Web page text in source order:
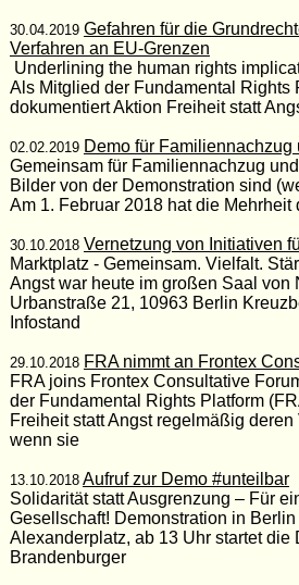
30.04.2019 Gefahren für die
Verfahren an EU-Grenzen
Underlining the human rights
Als Mitglied der Fundamental Rights
dokumentiert Aktion Freiheit statt
02.02.2019 Demo für Familiennachzug
Gemeinsam für Familiennachzug
Bilder von der Demonstration sind
Am 1. Februar 2018 hat die Mehrheit
30.10.2018 Vernetzung von Initiativen
Marktplatz - Gemeinsam. Vielfalt.
Angst war heute im großen Saal von
Urbanstraße 21, 10963 Berlin
Infostand
29.10.2018 FRA nimmt an Frontex
FRA joins Frontex Consultative
der Fundamental Rights Platform
Freiheit statt Angst regelmäßig
wenn sie
13.10.2018 Aufruf zur Demo #unteilbar
Solidarität statt Ausgrenzung – Für
Gesellschaft! Demonstration in
Alexanderplatz, ab 13 Uhr startet die
Brandenburger